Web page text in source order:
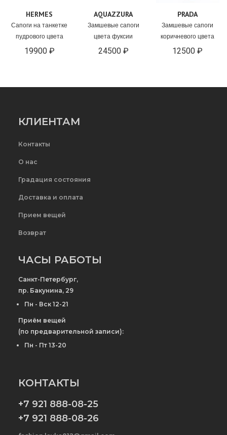
HERMES
Сапоги на танкетке
пудрового цвета
19900 ₽
AQUAZZURA
Замшевые сапоги
цвета фуксии
24500 ₽
PRADA
Замшевые сапоги
коричневого цвета
12500 ₽
КЛИЕНТАМ
Контакты
О нас
Градация состояния
Доставка и оплата
Прием вещей
Возврат
ЧАСЫ РАБОТЫ
Санкт-Петербург,
пр. Бакунина, 29
Пн - Вск 12-21
Приём вещей
(по предварительной записи):
Пн - Пт 13-20
КОНТАКТЫ
+7 921 888-08-25
+7 921 888-08-26